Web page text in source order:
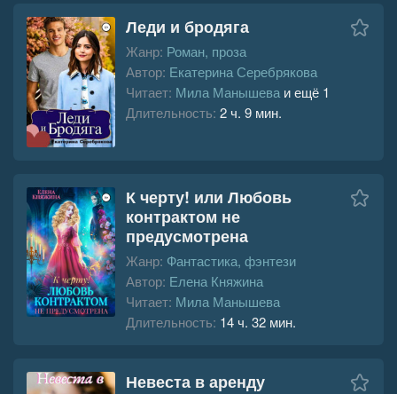
Леди и бродяга
Жанр: Роман, проза
Автор: Екатерина Серебрякова
Читает: Мила Манышева и ещё 1
Длительность: 2 ч. 9 мин.
К черту! или Любовь
контрактом не
предусмотрена
Жанр: Фантастика, фэнтези
Автор: Елена Княжина
Читает: Мила Манышева
Длительность: 14 ч. 32 мин.
Невеста в аренду